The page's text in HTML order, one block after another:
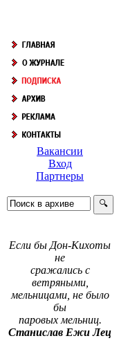
Вакансии
Вход
Партнеры
Если бы Дон-Кихоты
не
сражались с
ветряными,
мельницами, не было
бы
паровых мельниц.
Станислав Ежи Лец